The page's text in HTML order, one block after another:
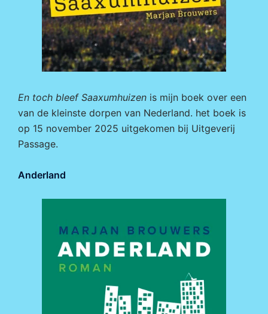
En toch bleef Saaxumhuizen is mijn boek over een
van de kleinste dorpen van Nederland. het boek is
op 15 november 2025 uitgekomen bij Uitgeverij
Passage.
Anderland